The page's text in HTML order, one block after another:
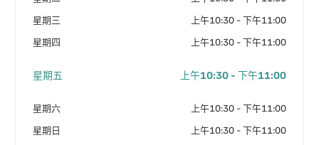
星期三 上午10:30 - 下午11:00
星期四 上午10:30 - 下午11:00
星期五 上午10:30 - 下午11:00
星期六 上午10:30 - 下午11:00
星期日 上午10:30 - 下午11:00